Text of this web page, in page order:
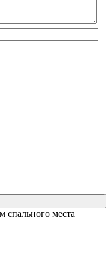
спального места